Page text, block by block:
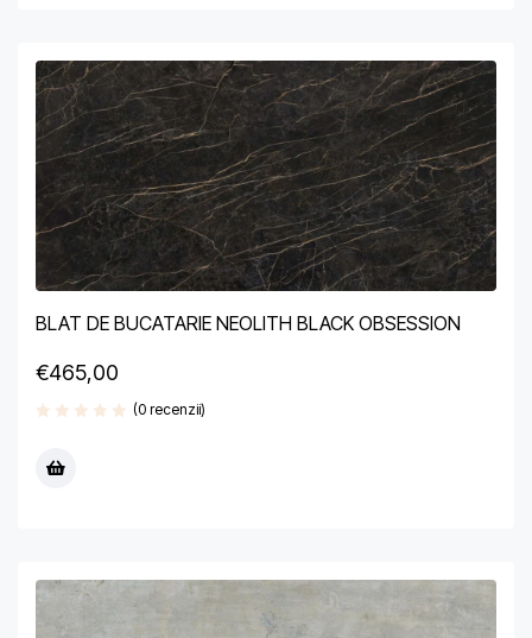
BLAT DE BUCATARIE NEOLITH BLACK OBSESSION
€465,00
(0 recenzii)